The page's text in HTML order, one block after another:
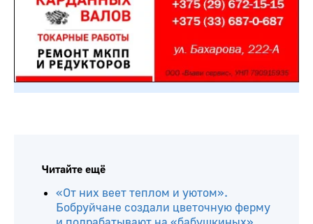
Читайте ещё
«От них веет теплом и уютом».
Бобруйчане создали цветочную ферму